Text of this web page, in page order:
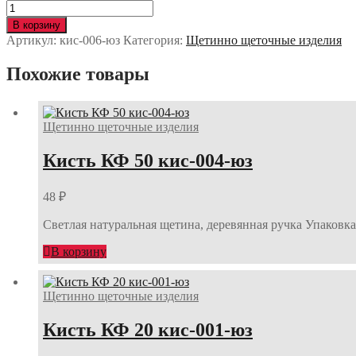
Количество
Кисть
КФ
75
юз
В корзину
Артикул: кис-006-юз Категория: Щетинно щеточные изделия
Похожие товары
Щетинно щеточные изделия
Кисть КФ 50 кис-004-юз
48 ₽
Светлая натуральная щетина, деревянная ручка
В корзину
Щетинно щеточные изделия
Кисть КФ 20 кис-001-юз